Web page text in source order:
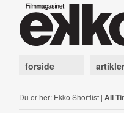
forside artikler
Du er her: Ekko Shortlist| All